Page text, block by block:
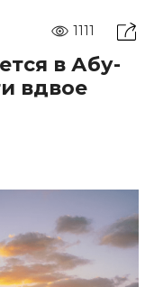
1111
в Абу-
вдвое